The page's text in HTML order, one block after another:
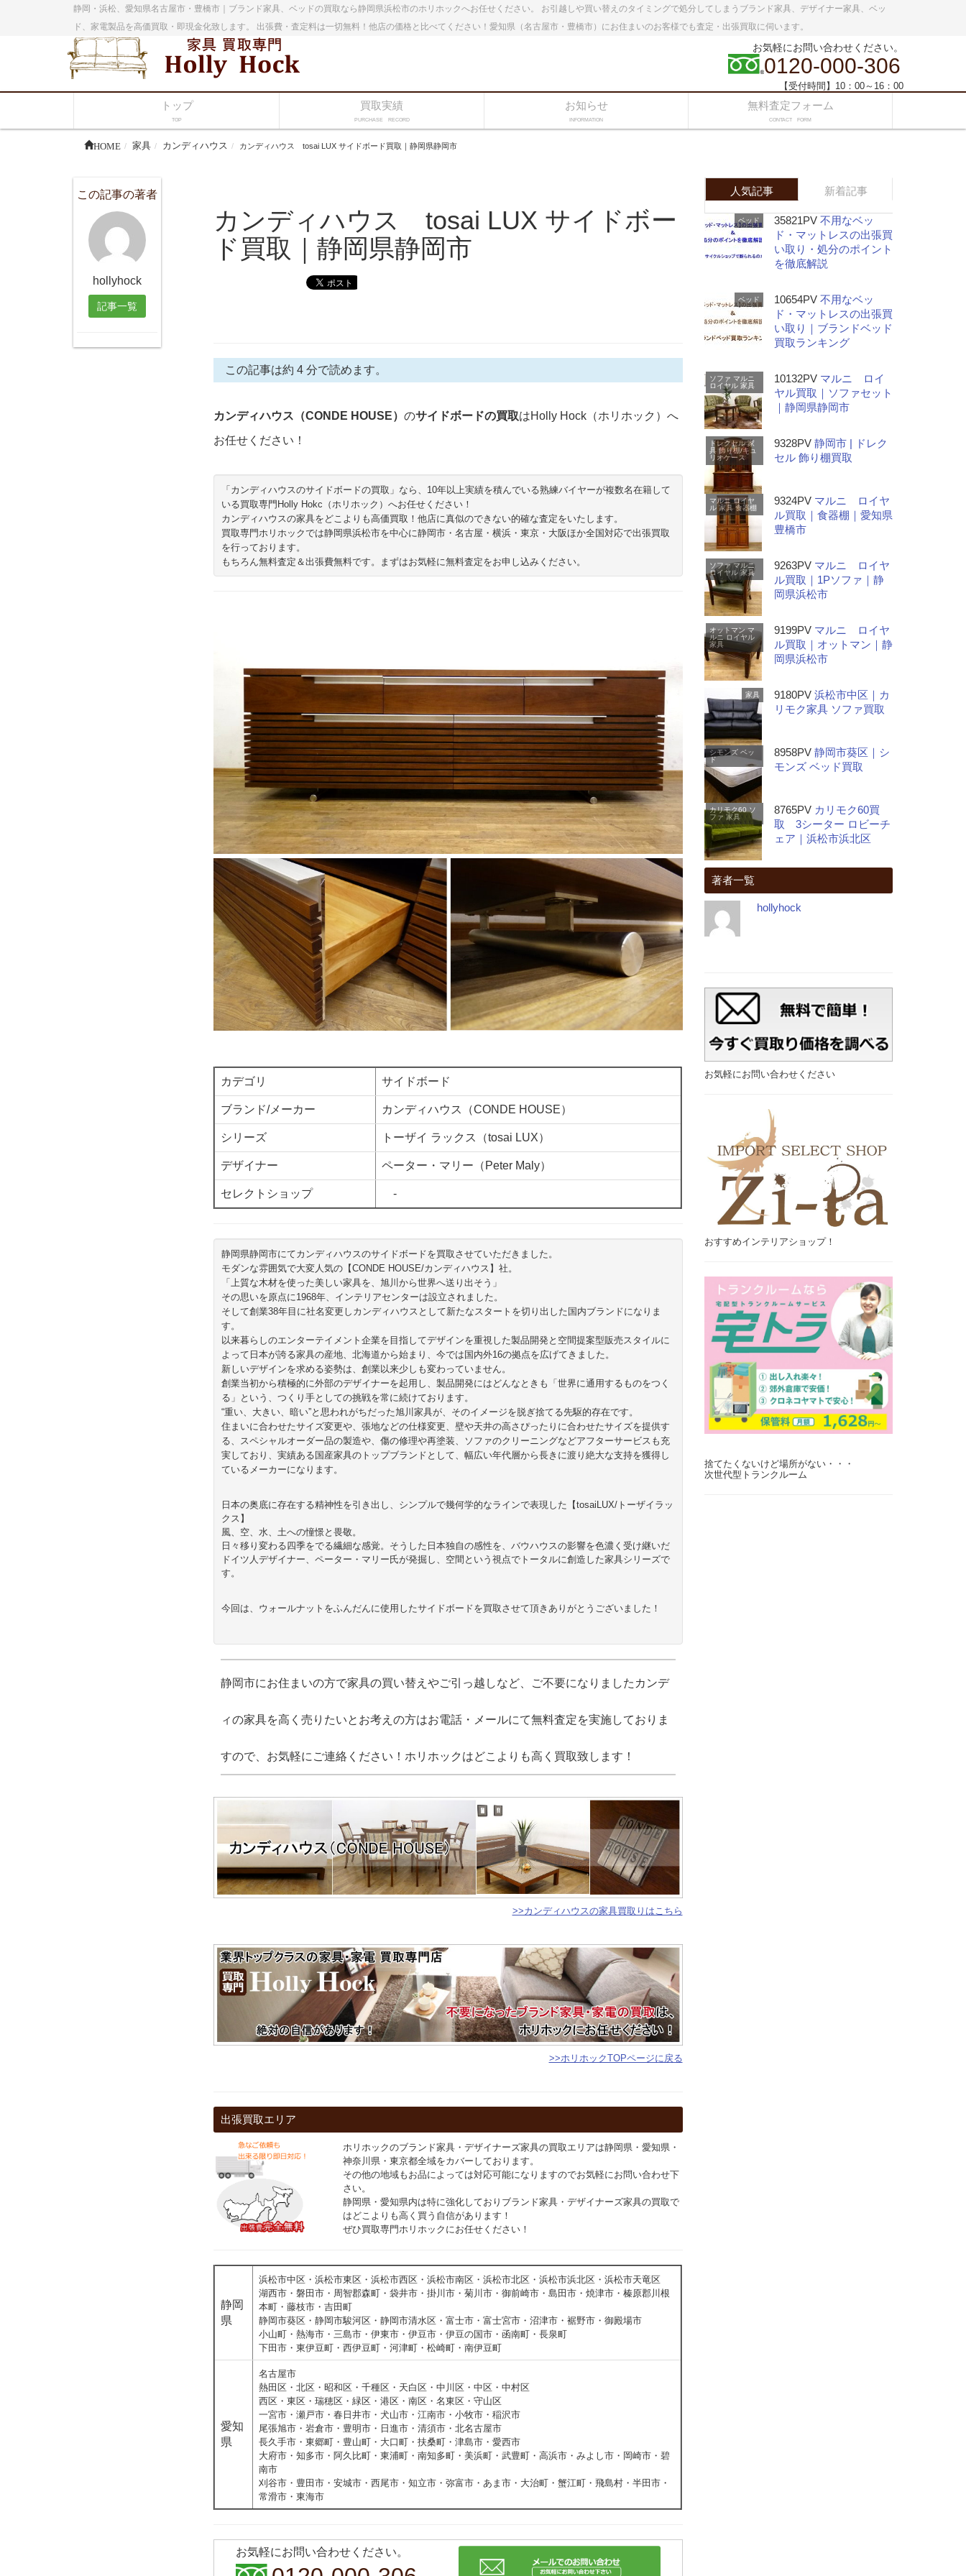
静岡・浜松、愛知県名古屋市・豊橋市｜ブランド家具、ベッドの買取なら静岡県浜松市のホリホックへお任せください。 お引越しや買い替えのタイミングで処分してしまうブランド家具、デザイナー家具、ベッ
ド、家電製品を高価買取・即現金化致します。 出張費・査定料は一切無料！他店の価格と比べてください！愛知県（名古屋市・豊橋市）にお住まいのお客様でも査定・出張買取に伺います。
お気軽にお問い合わせください。
0120-000-306
【受付時間】10：00～16：00
トップ
TOP
買取実績
PURCHASE RECORD
お知らせ
INFORMATION
無料査定フォーム
CONTACT FORM
HOME 家具 カンディハウス カンディハウス tosai LUX サイドボード買取｜静岡県静岡市
カンディハウス tosai LUX サイドボー
ド買取｜静岡県静岡市
この記事は約 4 分で読めます。
カンディハウス（CONDE HOUSE） のサイドボードの買取はHolly Hock（ホリホック）へ
お任せください！
「カンディハウスのサイドボードの買取」なら、10年以上実績を積んでいる熟練バイヤーが複数名在籍して
いる買取専門Holly Hokc（ホリホック）へお任せください！
カンディハウスの家具をどこよりも高価買取！他店に真似のできない的確な査定をいたします。
買取専門ホリホックでは静岡県浜松市を中心に静岡市・名古屋・横浜・東京・大阪ほか全国対応で出張買取
を行っております。
もちろん無料査定＆出張費無料です。まずはお気軽に無料査定をお申し込みください。
カデゴリ サイドボード
ブランド/メーカー カンディハウス（CONDE HOUSE）
シリーズ トーザイ ラックス（tosai LUX）
デザイナー ペーター・マリー（Peter Maly）
セレクトショップ -
静岡県静岡市にてカンディハウスのサイドボードを買取させていただきました。
モダンな雰囲気で大変人気の【CONDE HOUSE/カンディハウス】社。
「上質な木材を使った美しい家具を、旭川から世界へ送り出そう」
その思いを原点に1968年、インテリアセンターは設立されました。
そして創業38年目に社名変更しカンディハウスとして新たなスタートを切り出した国内ブランドになりま
す。
以来暮らしのエンターテイメント企業を目指してデザインを重視した製品開発と空間提案型販売スタイルに
よって日本が誇る家具の産地、北海道から始まり、今では国内外16の拠点を広げてきました。
新しいデザインを求める姿勢は、創業以来少しも変わっていません。
創業当初から積極的に外部のデザイナーを起用し、製品開発にはどんなときも「世界に通用するものをつく
る」という、つくり手としての挑戦を常に続けております。
“重い、大きい、暗い”と思われがちだった旭川家具が、そのイメージを脱ぎ捨てる先駆的存在です。
住まいに合わせたサイズ変更や、張地などの仕様変更、壁や天井の高さぴったりに合わせたサイズを提供す
る、スペシャルオーダー品の製造や、傷の修理や再塗装、ソファのクリーニングなどアフターサービスも充
実しており、実績ある国産家具のトップブランドとして、幅広い年代層から長きに渡り絶大な支持を獲得し
ているメーカーになります。
日本の奥底に存在する精神性を引き出し、シンプルで幾何学的なラインで表現した【tosaiLUX/トーザイラッ
クス】
風、空、水、土への憧憬と畏敬。
日々移り変わる四季をでる繊細な感覚。そうした日本独自の感性を、バウハウスの影響を色濃く受け継いだ
ドイツ人デザイナー、ペーター・マリー氏が発掘し、空間という視点でトータルに創造した家具シリーズで
す。
今回は、ウォールナットをふんだんに使用したサイドボードを買取させて頂きありがとうございました！
静岡市にお住まいの方で家具の買い替えやご引っ越しなど、ご不要になりましたカンデ
ィの家具を高く売りたいとお考えの方はお電話・メールにて無料査定を実施しておりま
すので、お気軽にご連絡ください！ホリホックはどこよりも高く買取致します！
>>カンディハウスの家具買取りはこちら
>>ホリホックTOPページに戻る
出張買取エリア
ホリホックのブランド家具・デザイナーズ家具の買取エリアは静岡県・愛知県・
神奈川県・東京都全域をカバーしております。
その他の地域もお品によっては対応可能になりますのでお気軽にお問い合わせ下
さい。
静岡県・愛知県内は特に強化しておりブランド家具・デザイナーズ家具の買取で
はどこよりも高く買う自信があります！
ぜひ買取専門ホリホックにお任せください！
静岡
県
浜松市中区・浜松市東区・浜松市西区・浜松市南区・浜松市北区・浜松市浜北区・浜松市天竜区
湖西市・磐田市・周智郡森町・袋井市・掛川市・菊川市・御前崎市・島田市・焼津市・榛原郡川根
本町・藤枝市・吉田町
静岡市葵区・静岡市駿河区・静岡市清水区・富士市・富士宮市・沼津市・裾野市・御殿場市
小山町・熱海市・三島市・伊東市・伊豆市・伊豆の国市・函南町・長泉町
下田市・東伊豆町・西伊豆町・河津町・松崎町・南伊豆町
愛知
県
名古屋市
熱田区・北区・昭和区・千種区・天白区・中川区・中区・中村区
西区・東区・瑞穂区・緑区・港区・南区・名東区・守山区
一宮市・瀬戸市・春日井市・犬山市・江南市・小牧市・稲沢市
尾張旭市・岩倉市・豊明市・日進市・清須市・北名古屋市
長久手市・東郷町・豊山町・大口町・扶桑町・津島市・愛西市
大府市・知多市・阿久比町・東浦町・南知多町・美浜町・武豊町・高浜市・みよし市・岡崎市・碧
南市
刈谷市・豊田市・安城市・西尾市・知立市・弥富市・あま市・大治町・蟹江町・飛島村・半田市・
常滑市・東海市
お気軽にお問い合わせください。
この記事の著者
hollyhock
記事一覧
人気記事 新着記事
ベッド 35821PV 不用なベッ
ド・マットレスの出張買
い取り・処分のポイント
を徹底解説
ベッド 10654PV 不用なベッ
ド・マットレスの出張買
い取り｜ブランドベッド
買取ランキング
ソファ マルニ
ロイヤル 家具
10132PV マルニ ロイ
ヤル買取｜ソファセット
｜静岡県静岡市
ドレクセル 家
具 飾り棚/キュ
リオケース
9328PV 静岡市 | ドレク
セル 飾り棚買取
マルニ ロイヤ
ル 家具 食器棚
9324PV マルニ ロイヤ
ル買取｜食器棚｜愛知県
豊橋市
ソファ マルニ
ロイヤル 家具
9263PV マルニ ロイヤ
ル買取｜1Pソファ｜静
岡県浜松市
オットマン マ
ルニ
ロイヤル
家具
9199PV マルニ ロイヤ
ル買取｜オットマン｜静
岡県浜松市
家具 9180PV 浜松市中区｜カ
リモク家具 ソファ買取
シモンズ ベッ
ド
8958PV 静岡市葵区｜シ
モンズ ベッド買取
カリモク60 ソ
ファ 家具
8765PV カリモク60買
取 3シーター ロビーチ
ェア｜浜松市浜北区
著者一覧
hollyhock
お気軽にお問い合わせください
おすすめインテリアショップ！
捨てたくないけど場所がない・・・
次世代型トランクルーム